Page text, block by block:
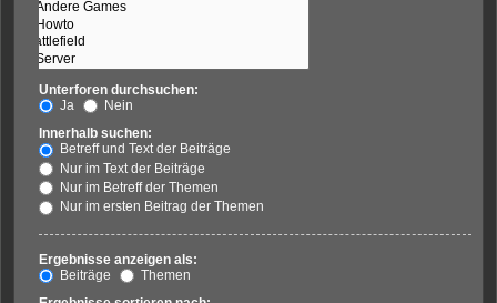
Unterforen durchsuchen:
Ja
Nein
Innerhalb suchen:
Betreff und Text der Beiträge
Nur im Text der Beiträge
Nur im Betreff der Themen
Nur im ersten Beitrag der Themen
Ergebnisse anzeigen als:
Beiträge
Themen